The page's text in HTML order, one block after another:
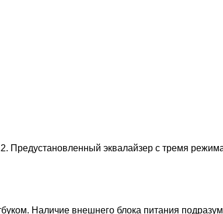
Предустановленный эквалайзер с тремя
Наличие внешнего блока питания